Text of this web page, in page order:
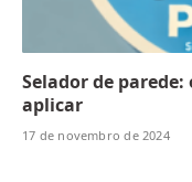
Selador de parede:
aplicar
17 de novembro de 2024